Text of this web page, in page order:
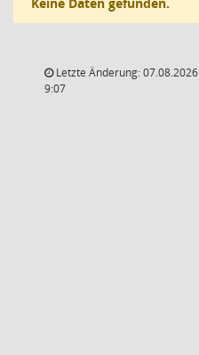
Letzte Änderung: 07.08.2026
9:07